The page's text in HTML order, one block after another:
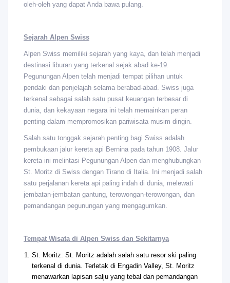
oleh-oleh yang dapat Anda bawa pulang.
Sejarah Alpen Swiss
Alpen Swiss memiliki sejarah yang kaya, dan telah menjadi
destinasi liburan yang terkenal sejak abad ke-19.
Pegunungan Alpen telah menjadi tempat pilihan untuk
pendaki dan penjelajah selama berabad-abad. Swiss juga
terkenal sebagai salah satu pusat keuangan terbesar di
dunia, dan kekayaan negara ini telah memainkan peran
penting dalam mempromosikan pariwisata musim dingin.
Salah satu tonggak sejarah penting bagi Swiss adalah
pembukaan jalur kereta api Bernina pada tahun 1908. Jalur
kereta ini melintasi Pegunungan Alpen dan menghubungkan
St. Moritz di Swiss dengan Tirano di Italia. Ini menjadi salah
satu perjalanan kereta api paling indah di dunia, melewati
jembatan-jembatan gantung, terowongan-terowongan, dan
pemandangan pegunungan yang mengagumkan.
Tempat Wisata di Alpen Swiss dan Sekitarnya
St. Moritz: St. Moritz adalah salah satu resor ski paling
terkenal di dunia. Terletak di Engadin Valley, St. Moritz
menawarkan lapisan salju yang tebal dan pemandangan